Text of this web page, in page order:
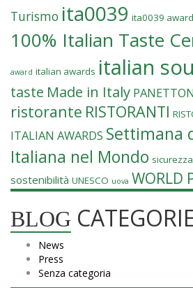
Turismo ita0039 ita0039 award
100% Italian Taste
award italian awards italian
taste Made in Italy
ristorante RISTORANTI
ITALIAN AWARDS Settimana
Italiana nel Mondo
sostenibilità UNESCO uova WORLD
BLOG
News
Press
Senza categoria